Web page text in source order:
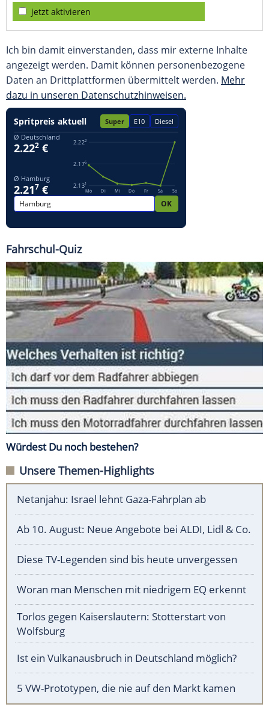
jetzt aktivieren
Ich bin damit einverstanden, dass mir externe Inhalte
angezeigt werden. Damit können personenbezogene
Daten an Drittplattformen übermittelt werden. Mehr
dazu in unseren Datenschutzhinweisen.
Fahrschul-Quiz
Würdest Du noch bestehen?
Unsere Themen-Highlights
Netanjahu: Israel lehnt Gaza-Fahrplan ab
Ab 10. August: Neue Angebote bei ALDI, Lidl & Co.
Diese TV-Legenden sind bis heute unvergessen
Woran man Menschen mit niedrigem EQ erkennt
Torlos gegen Kaiserslautern: Stotterstart von
Wolfsburg
Ist ein Vulkanausbruch in Deutschland möglich?
5 VW-Prototypen, die nie auf den Markt kamen